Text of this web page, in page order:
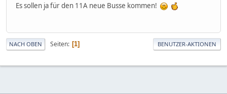
Es sollen ja für den 11A neue Busse kommen!
NACH OBEN Seiten 1 BENUTZER-AKTIONEN